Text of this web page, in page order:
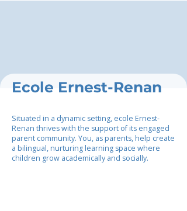
Ecole Ernest-Renan
Situated in a dynamic setting, ecole Ernest-
Renan thrives with the support of its engaged
parent community. You, as parents, help create
a bilingual, nurturing learning space where
children grow academically and socially.